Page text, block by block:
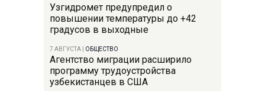
Узгидромет предупредил о
повышении температуры до +42
градусов в выходные
7 АВГУСТА ОБЩЕСТВО
Агентство миграции расширило
программу трудоустройства
узбекистанцев в США